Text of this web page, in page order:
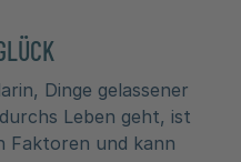
Dinge gelassener
Leben geht, ist
Faktoren und kann